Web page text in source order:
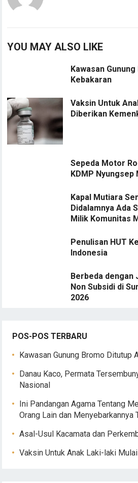
YOU MAY ALSO LIKE
Kawasan
Kebakaran
Vaksin Untuk
Diberikan
Sepeda Motor
KDMP Nyungsep
Kapal Mutiara
Didalamnya Ada
Milik Komunitas
Penulisan HUT
Indonesia
Berbeda dengan
Non Subsidi di
2026
POS-POS TERBARU
Kawasan Gunung Bromo Ditutup
Danau Kaco, Permata
Nasional
Ini Pandangan Agama Tentang
Orang Lain dan Menyebarkannya
Asal-Usul Kacamata dan
Vaksin Untuk Anak Laki-laki